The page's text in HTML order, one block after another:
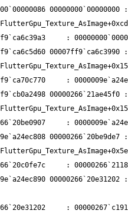
00000000`00000000 :
:
00007ff9`ca6c3990 :
:
00000266`21ae45f0 :
:
00000266`20be9de7 :
:
00000266`20e31202 :
: